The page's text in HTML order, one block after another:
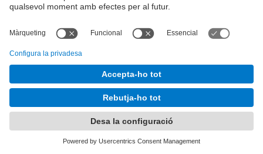
conferències sobre Certificació Electrònica a
L'EETAC al Saló Futura 2015
L'EETAC al Saló de l'Ensenyament 2015
Dijous 19 de març - Proves Cangur de
Matemàtiques al Campus